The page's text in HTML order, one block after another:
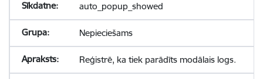
auto_popup_showed
Nepieciešams
Reģistrē, ka tiek parādīts modālais logs.